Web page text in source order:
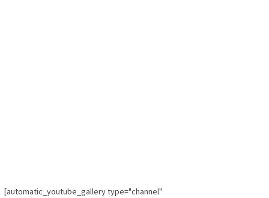
[automatic_youtube_gallery type="channel"